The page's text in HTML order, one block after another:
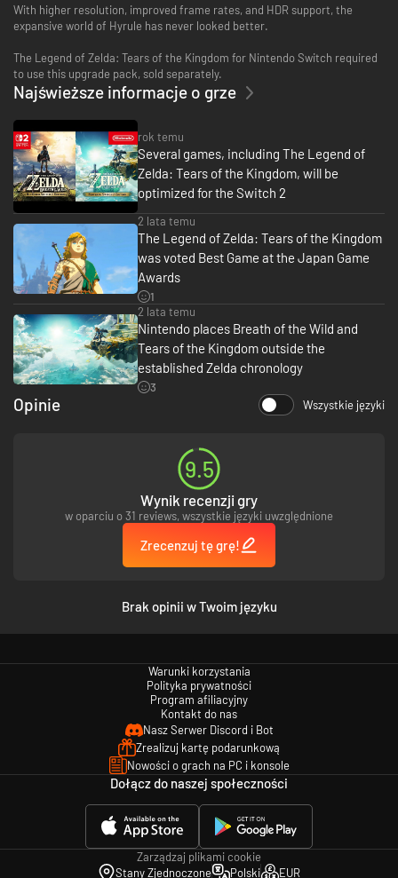
With higher resolution, improved frame rates, and HDR support, the
expansive world of Hyrule has never looked better.
The Legend of Zelda: Tears of the Kingdom for Nintendo Switch required
to use this upgrade pack, sold separately.
Najświeższe informacje o grze
rok temu
Several games, including The Legend of
Zelda: Tears of the Kingdom, will be
optimized for the Switch 2
2 lata temu
The Legend of Zelda: Tears of the Kingdom
was voted Best Game at the Japan Game
Awards
1
2 lata temu
Nintendo places Breath of the Wild and
Tears of the Kingdom outside the
established Zelda chronology
3
Opinie Wszystkie języki
9.5
Wynik recenzji gry
w oparciu o 31 reviews, wszystkie języki uwzględnione
Zrecenzuj tę grę!
Brak opinii w Twoim języku
Warunki korzystania
Polityka prywatności
Program afiliacyjny
Kontakt do nas
Nasz Serwer Discord i Bot
Zrealizuj kartę podarunkową
Nowości o grach na PC i konsole
Dołącz do naszej społeczności
Zarządzaj plikami cookie
Stany Zjednoczone
Polski EUR